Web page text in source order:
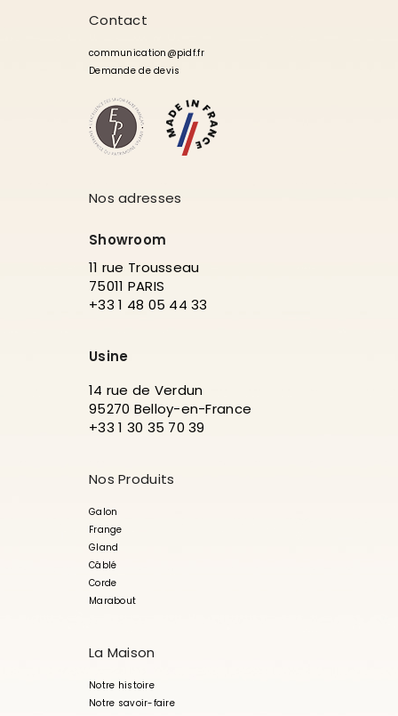
Contact
communication@pidf.fr
Demande de devis
Nos adresses
Showroom
11 rue Trousseau
75011 PARIS
+33 1 48 05 44 33
Usine
14 rue de Verdun
95270 Belloy-en-France
+33 1 30 35 70 39
Nos Produits
Galon
Frange
Gland
Câblé
Corde
Marabout
La Maison
Notre histoire
Notre savoir-faire